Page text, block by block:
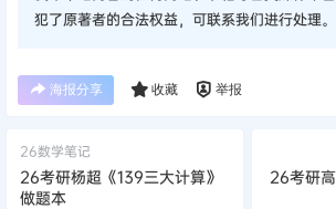
犯了原著者的合法权益，可联系我们进行处理。
海报分享 收藏 举报
26数学笔记
26考研杨超《139三大计算》
做题本
26考研